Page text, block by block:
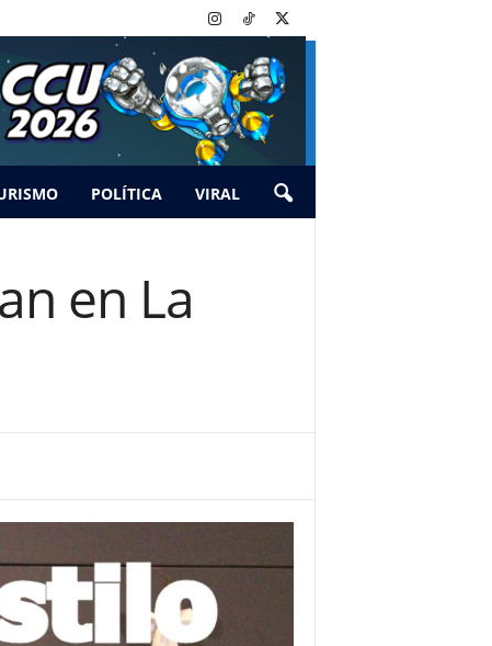
POLÍTICA VIRAL
en La